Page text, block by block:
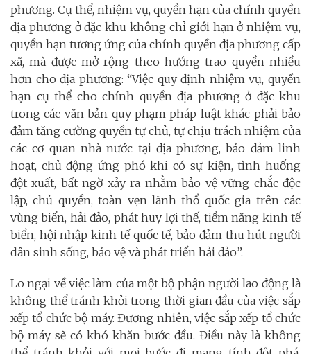
phương. Cụ thể, nhiệm vụ, quyền hạn của chính quyền
địa phương ở đặc khu không chỉ giới hạn ở nhiệm vụ,
quyền hạn tương ứng của chính quyền địa phương cấp
xã, mà được mở rộng theo hướng trao quyền nhiều
hơn cho địa phương: “Việc quy định nhiệm vụ, quyền
hạn cụ thể cho chính quyền địa phương ở đặc khu
trong các văn bản quy phạm pháp luật khác phải bảo
đảm tăng cường quyền tự chủ, tự chịu trách nhiệm của
các cơ quan nhà nước tại địa phương, bảo đảm linh
hoạt, chủ động ứng phó khi có sự kiện, tình huống
đột xuất, bất ngờ xảy ra nhằm bảo vệ vững chắc độc
lập, chủ quyền, toàn vẹn lãnh thổ quốc gia trên các
vùng biển, hải đảo, phát huy lợi thế, tiềm năng kinh tế
biển, hội nhập kinh tế quốc tế, bảo đảm thu hút người
dân sinh sống, bảo vệ và phát triển hải đảo”.
Lo ngại về việc làm của một bộ phận người lao động là
không thể tránh khỏi trong thời gian đầu của việc sắp
xếp tổ chức bộ máy. Đương nhiên, việc sắp xếp tổ chức
bộ máy sẽ có khó khăn bước đầu. Điều này là không